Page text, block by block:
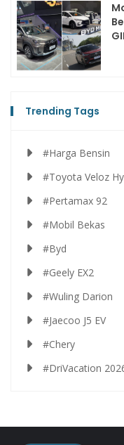
Trending Tags
#Harga Bensin
#Toyota Veloz
#Pertamax 92
#Mobil Bekas
#Byd
#Geely EX2
#Wuling Darion
#Jaecoo J5 EV
#Chery
#DriVacation